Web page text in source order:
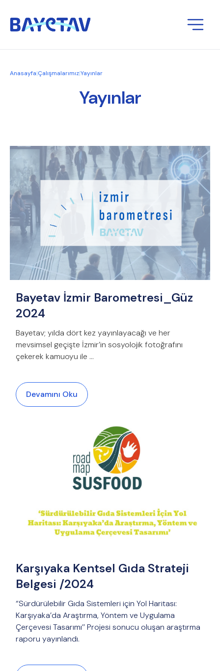
Anasayfa|Çalışmalarımız|Yayınlar
Yayınlar
Bayetav İzmir Barometresi_Güz
2024
Bayetav; yılda dört kez yayınlayacağı ve her
mevsimsel geçişte İzmir’in sosyolojik fotoğrafını
çekerek kamuoyu ile …
Devamını Oku
Karşıyaka Kentsel Gıda Strateji
Belgesi /2024
“Sürdürülebilir Gıda Sistemleri için Yol Haritası:
Karşıyaka’da Araştırma, Yöntem ve Uygulama
Çerçevesi Tasarımı’’ Projesi sonucu oluşan araştırma
raporu yayınlandı.